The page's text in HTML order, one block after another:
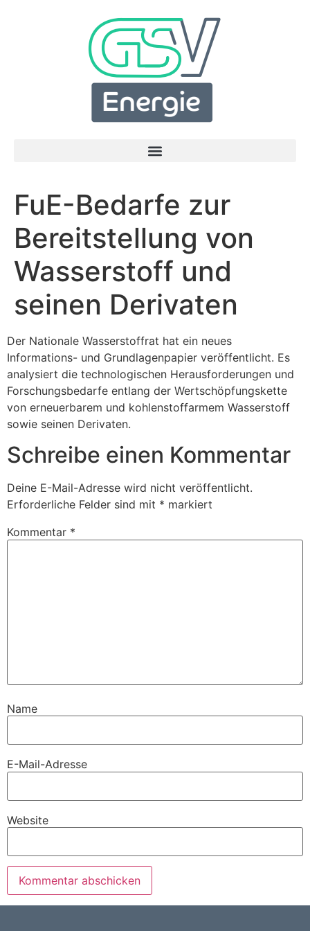
FuE-Bedarfe zur
Bereitstellung von
Wasserstoff und
seinen Derivaten
Der Nationale Wasserstoffrat hat ein neues
Informations- und Grundlagenpapier veröffentlicht. Es
analysiert die technologischen Herausforderungen und
Forschungsbedarfe entlang der Wertschöpfungskette
von erneuerbarem und kohlenstoffarmem Wasserstoff
sowie seinen Derivaten.
Schreibe einen Kommentar
Deine E-Mail-Adresse wird nicht veröffentlicht.
Erforderliche Felder sind mit * markiert
Kommentar *
Name
E-Mail-Adresse
Website